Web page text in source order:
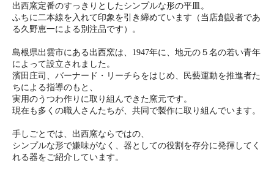
出西窯定番のすっきりとしたシンプルな形の平皿。
ふちに二本線を入れて印象を引き締めています（当店創設者であ
る久野恵一による別注品です）。
島根県出雲市にある出西窯は、1947年に、地元の５名の若い青年
によって設立されました。
濱田庄司、バーナード・リーチらをはじめ、民藝運動を推進者た
ちによる指導のもと、
実用のうつわ作りに取り組んできた窯元です。
現在も多くの職人さんたちが、共同で製作に取り組んでいます。
手しごとでは、出西窯ならではの、
シンプルな形で嫌味がなく、器としての役割を存分に発揮してく
れる器をご紹介しています。